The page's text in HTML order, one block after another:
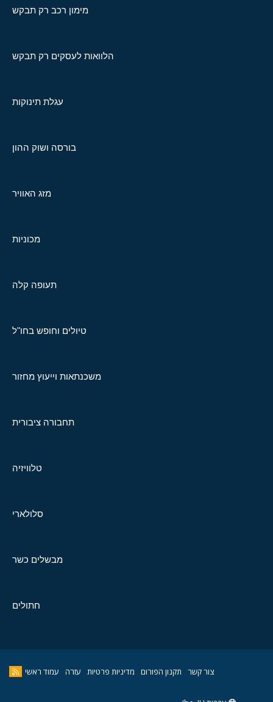
מימון רכב רק תבקש
הלוואות לעסקים רק תבקש
עגלת תינוקות
בורסה ושוק ההון
מזג האוויר
מכוניות
תעופה קלה
טיולים וחופש בחו"ל
משכנתאות וייעוץ מחזור
תחבורה ציבורית
טלוויזיה
סלולארי
מבשלים כשר
חתולים
צור קשר תקנון הפורום מדיניות פרטיות עזרה עמוד ראשי